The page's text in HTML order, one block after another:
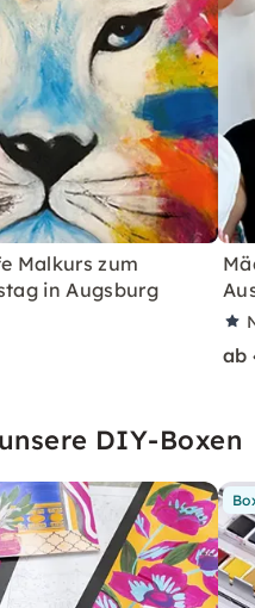
Malkurs zum
in Augsburg
ab
DIY-Boxen